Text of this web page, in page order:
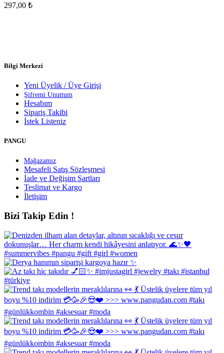
297,00 ₺
Bilgi Merkezi
Yeni Üyelik / Üye Girişi
Şifremi Unuttum
Hesabım
Sipariş Takibi
İstek Listeniz
PANGU
Mağazamız
Mesafeli Satış Sözleşmesi
İade ve Değişim Şartları
Teslimat ve Kargo
İletişim
Bizi Takip Edin !